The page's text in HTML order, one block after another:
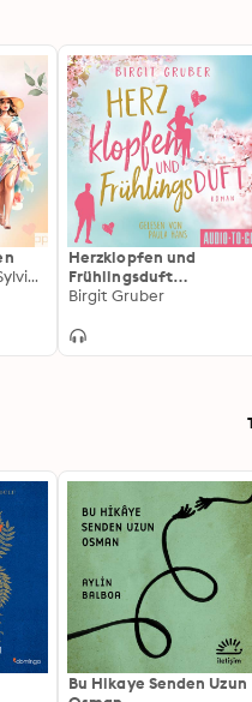
Sigrid Konopatzki, Sylvia Filz
Herzklopfen und
Frühlingsduft
(ungekürzt)
Birgit Gruber
Bu Hikaye Senden Uzun